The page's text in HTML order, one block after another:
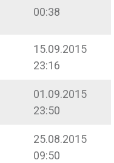
00:38
15.09.2015
23:16
01.09.2015
23:50
25.08.2015
09:50